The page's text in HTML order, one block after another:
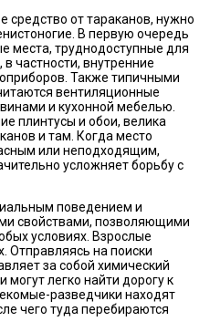
от тараканов, нужно
В первую очередь
места, труднодоступные для
частности, внутренние
Также типичными
вентиляционные
и кухонной мебелью.
плинтусы и обои, велика
и там. Когда место
или неподходящим,
усложняет борьбу с
поведением и
свойствами, позволяющими
условиях. Взрослые
Отправляясь на поиски
за собой химический
могут легко найти дорогу к
разведчики находят
чего туда перебираются